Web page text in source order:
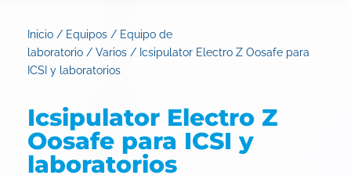
Inicio / Equipos / Equipo de
laboratorio / Varios / Icsipulator Electro Z Oosafe para
ICSI y laboratorios
Icsipulator Electro Z
Oosafe para ICSI y
laboratorios